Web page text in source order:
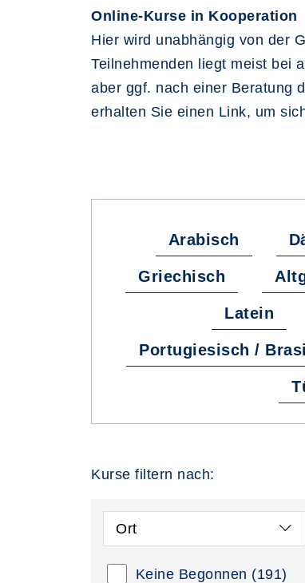
Online-Kurse in Kooperation
Hier wird unabhängig von der
Teilnehmenden liegt meist bei
aber ggf. nach einer Beratung
erhalten Sie einen Link, um
Arabisch
Griechisch
Latein
Portugiesisch /
Kurse filtern nach:
Ort
Keine Begonnen (191)